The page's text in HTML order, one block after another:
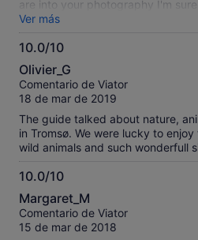
are into your photography I'm
magnificent snaps.
Ver más
10.0/10
10.0
sobre
10
Olivier_G
Comentario de Viator
18 de mar de 2019
The guide talked about nature,
in Tromsø. We were lucky to
wild animals and such wonderfull
10.0/10
10.0
sobre
10
Margaret_M
Comentario de Viator
15 de mar de 2018